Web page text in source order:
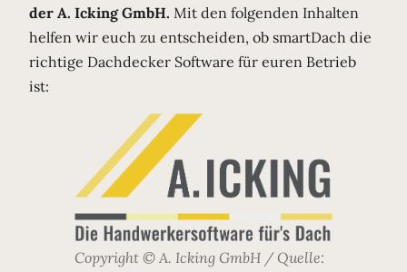
der A. Icking GmbH. Mit den folgenden Inhalten
helfen wir euch zu entscheiden, ob smartDach die
richtige Dachdecker Software für euren Betrieb
ist:
Copyright © A. Icking GmbH / Quelle: